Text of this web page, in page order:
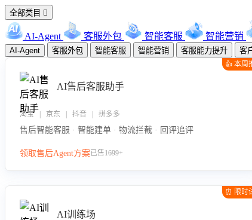
全部类目 
AI-Agent 客服外包 智能客服 智能营销
AI-Agent 客服外包 智能客服 智能营销 客服能力提升 客
👍 本周
AI售后客服助手
淘宝 | 京东 | 抖音 | 拼多多
售后智能客服 · 智能建单 · 物流拦截 · 回评追评
领取售后Agent方案已售1699+
⏰ 限时
AI训练场